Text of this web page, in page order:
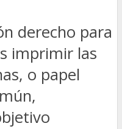
derecho para
imprimir las
o papel